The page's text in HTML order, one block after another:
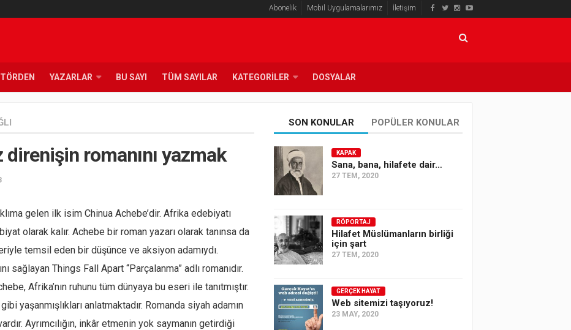
Abonelik Mobil Uygulamalarımız İletişim
YAZARLAR BU SAYI TÜM SAYILAR KATEGORILER DOSYALAR
direnişin romanını yazmak
gelen ilk isim Chinua Achebe’dir. Afrika edebiyatı
olarak kalır. Achebe bir roman yazarı olarak tanınsa da
temsil eden bir düşünce ve aksiyon adamıydı.
sağlayan Things Fall Apart “Parçalanma” adlı romanıdır.
Afrika’nın ruhunu tüm dünyaya bu eseri ile tanıtmıştır.
yaşanmışlıkları anlatmaktadır. Romanda siyah adamın
Ayrımcılığın, inkâr etmenin yok saymanın getirdiği
SON KONULAR POPÜLER KONULAR
KAPAK
Sana, bana, hilafete dair…
27 TEM, 2020
RÖPORTAJ
Hilafet Müslümanların birliği
için şart
27 TEM, 2020
GERÇEK HAYAT
Web sitemizi taşıyoruz!
23 MAY, 2020